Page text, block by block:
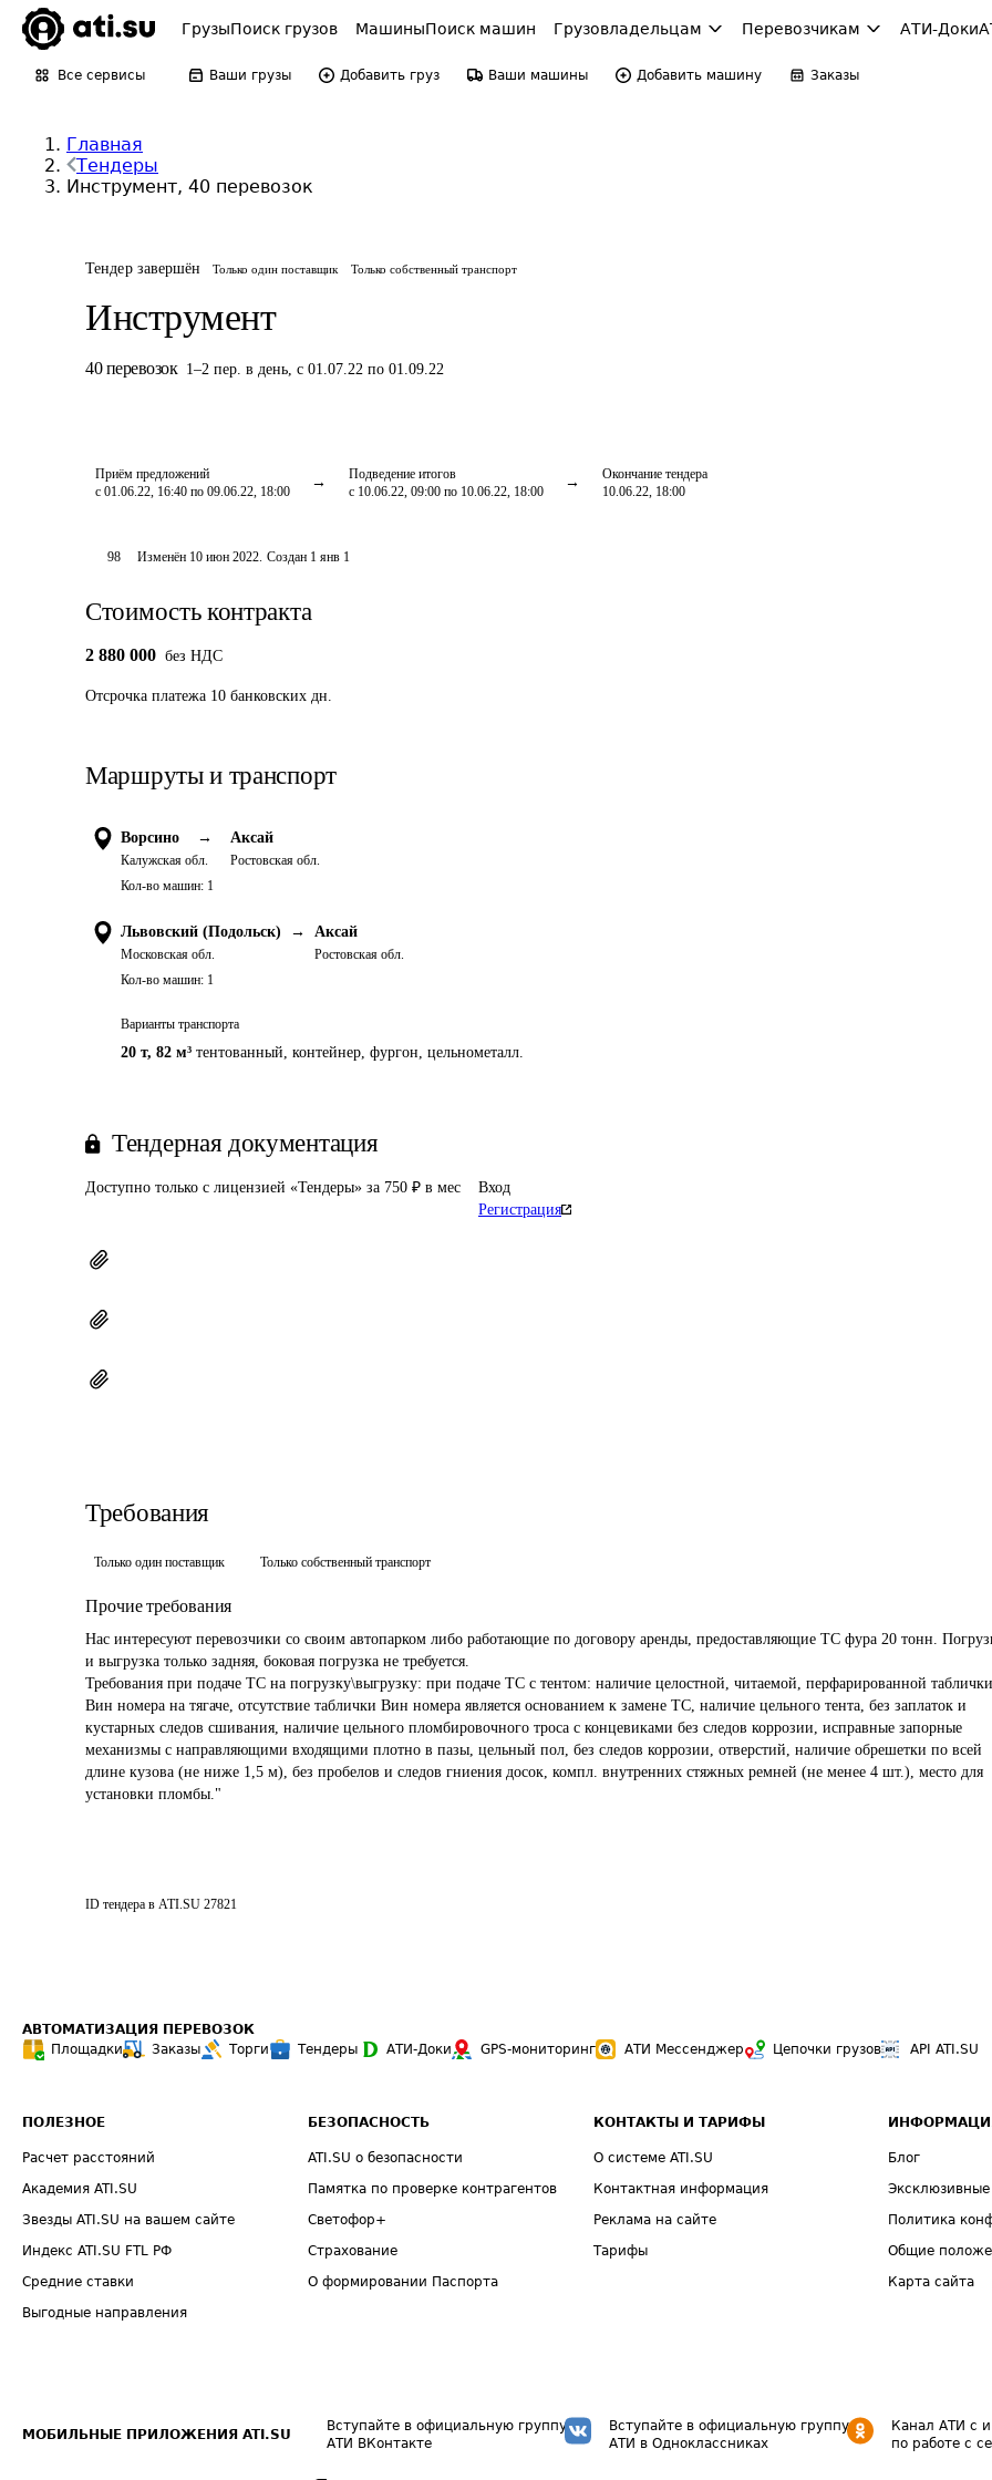
ГрузыПоиск грузов МашиныПоиск машин Грузовладельцам Перевозчикам АТИ-Доки
Все сервисы Ваши грузы Добавить груз Ваши машины Добавить машину Заказы
Главная
Тендеры
Инструмент, 40 перевозок
Тендер завершён Только один поставщик Только собственный транспорт
Инструмент
40 перевозок 1–2 пер. в день, с 01.07.22 по 01.09.22
Приём предложений
с 01.06.22, 16:40 по 09.06.22, 18:00
Подведение итогов
с 10.06.22, 09:00 по 10.06.22, 18:00
Окончание тендера
10.06.22, 18:00
98 Изменён 10 июн 2022. Создан 1 янв 1
Стоимость контракта
2 880 000 без НДС
Отсрочка платежа 10 банковских дн.
Маршруты и транспорт
Ворсино →
Калужская обл.
Аксай
Ростовская обл.
Кол-во машин: 1
Львовский (Подольск) →
Московская обл.
Аксай
Ростовская обл.
Кол-во машин: 1
Варианты транспорта
20 т, 82 м³ тентованный, контейнер, фургон, цельнометалл.
Тендерная документация
Доступно только с лицензией «Тендеры» за 750 ₽ в мес
Вход
Регистрация
Требования
Только один поставщик Только собственный транспорт
Прочие требования
Нас интересуют перевозчики со своим автопарком либо работающие по договору аренды, предоставляющие ТС фура 20 тонн.
и выгрузка только задняя, боковая погрузка не требуется.
Требования при подаче ТС на погрузку\выгрузку: при подаче ТС с тентом: наличие целостной, читаемой, перфарированной
Вин номера на тягаче, отсутствие таблички Вин номера является основанием к замене ТС, наличие цельного тента, без заплаток и
кустарных следов сшивания, наличие цельного пломбировочного троса с концевиками без следов коррозии, исправные запорные
механизмы с направляющими входящими плотно в пазы, цельный пол, без следов коррозии, отверстий, наличие обрешетки по всей
длине кузова (не ниже 1,5 м), без пробелов и следов гниения досок, компл. внутренних стяжных ремней (не менее 4 шт.), место для
ID тендера в ATI.SU 27821
АВТОМАТИЗАЦИЯ ПЕРЕВОЗОК
Площадки
Заказы Торги Тендеры АТИ-Доки GPS-мониторинг АТИ Мессенджер Цепочки грузов API ATI.SU
ПОЛЕЗНОЕ
Расчет расстояний
Академия ATI.SU
Звезды ATI.SU на вашем сайте
Индекс ATI.SU FTL РФ
Средние ставки
Выгодные направления
БЕЗОПАСНОСТЬ
ATI.SU о безопасности
Памятка по проверке контрагентов
Светофор+
Страхование
О формировании Паспорта
КОНТАКТЫ И ТАРИФЫ
О системе ATI.SU
Контактная информация
Реклама на сайте
Тарифы
Блог
Политика
Общие
Карта сайта
МОБИЛЬНЫЕ ПРИЛОЖЕНИЯ ATI.SU
Вступайте в официальную группу
АТИ ВКонтакте
Вступайте в официальную группу
АТИ в Одноклассниках
Канал АТИ с
по работе с